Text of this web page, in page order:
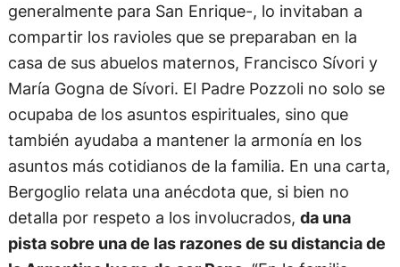
generalmente para San Enrique-, lo invitaban a
compartir los ravioles que se preparaban en la
casa de sus abuelos maternos, Francisco Sívori y
María Gogna de Sívori. El Padre Pozzoli no solo se
ocupaba de los asuntos espirituales, sino que
también ayudaba a mantener la armonía en los
asuntos más cotidianos de la familia. En una carta,
Bergoglio relata una anécdota que, si bien no
detalla por respeto a los involucrados, da una
pista sobre una de las razones de su distancia de